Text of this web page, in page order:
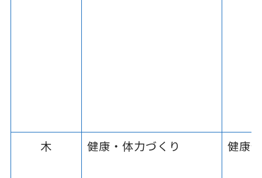
木 健康・体力づくり 健康